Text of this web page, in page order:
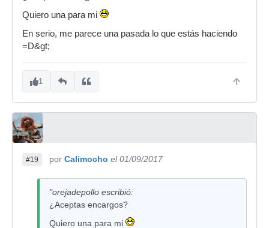
Quiero una para mi
En serio, me parece una pasada lo que estás haciendo
=D&gt;
1
#19 por Calimocho el 01/09/2017
"orejadepollo escribió:
¿Aceptas encargos?
Quiero una para mi